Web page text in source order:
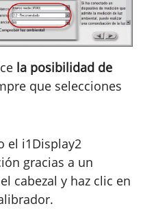
la posibilidad de
que selecciones
el i1Display2
gracias a un
cabezal y haz clic en